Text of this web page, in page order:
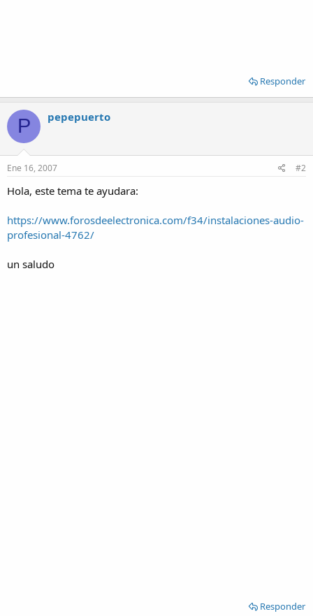
Responder
P pepepuerto
Ene 16, 2007 #2
Hola, este tema te ayudara:
https://www.forosdeelectronica.com/f34/instalaciones-audio-
profesional-4762/
un saludo
Responder